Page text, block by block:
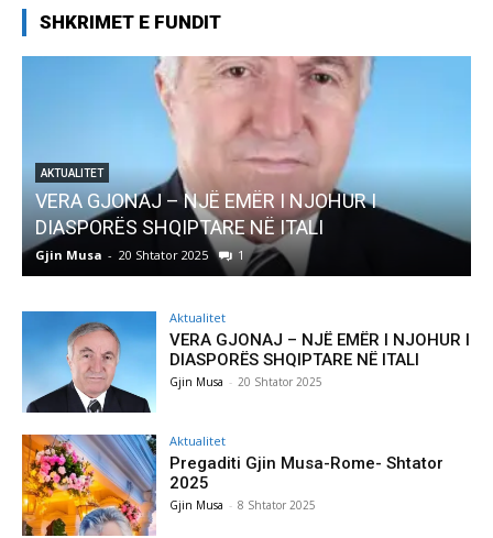
SHKRIMET E FUNDIT
AKTUALITET
Pregaditi Gjin Musa-Rome- Shtator 2025
Gjin Musa - 8 Shtator 2025 0
Aktualitet
VERA GJONAJ – NJË EMËR I NJOHUR I
DIASPORËS SHQIPTARE NË ITALI
Gjin Musa - 20 Shtator 2025
Aktualitet
Pregaditi Gjin Musa-Rome- Shtator
2025
Gjin Musa - 8 Shtator 2025